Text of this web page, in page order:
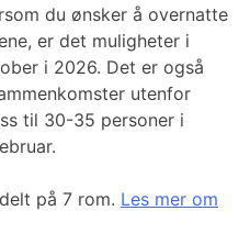
du ønsker å overnatte
er det muligheter i
i 2026. Det er også
utenfor
til 30-35 personer i
på 7 rom. Les mer om